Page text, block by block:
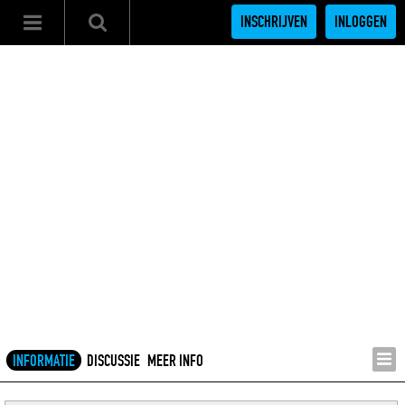
INSCHRIJVEN INLOGGEN
INFORMATIE DISCUSSIE MEER INFO